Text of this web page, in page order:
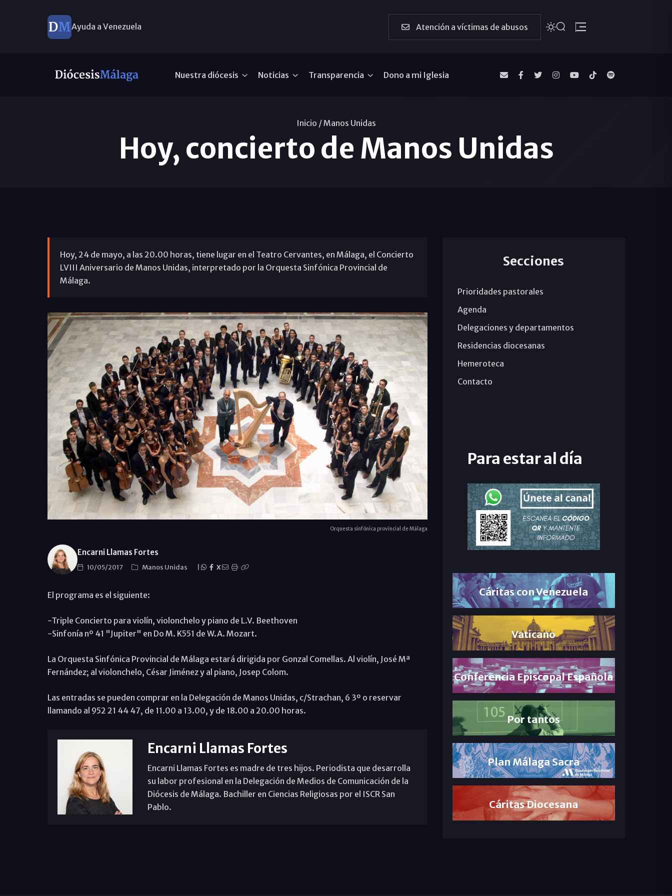
Ayuda a Venezuela Atención a víctimas de abusos
Nuestra diócesis Noticias Transparencia Dono a mi Iglesia
Inicio /Manos Unidas
Hoy, concierto de Manos Unidas
Hoy, 24 de mayo, a las 20.00 horas, tiene lugar en el Teatro Cervantes, en Málaga, el Concierto
LVIII Aniversario de Manos Unidas, interpretado por la Orquesta Sinfónica Provincial de
Málaga.
Orquesta sinfónica provincial de Málaga
Encarni Llamas Fortes
10/05/2017 Manos Unidas X
El programa es el siguiente:
-Triple Concierto para violín, violonchelo y piano de L.V. Beethoven
-Sinfonía nº 41 "Jupiter" en Do M. K551 de W.A. Mozart.
La Orquesta Sinfónica Provincial de Málaga estará dirigida por Gonzal Comellas. Al violín, José Mª
Fernández; al violonchelo, César Jiménez y al piano, Josep Colom.
Las entradas se pueden comprar en la Delegación de Manos Unidas, c/Strachan, 6 3º o reservar
llamando al 952 21 44 47, de 11.00 a 13.00, y de 18.00 a 20.00 horas.
Encarni Llamas Fortes
Encarni Llamas Fortes es madre de tres hijos. Periodista que desarrolla
su labor profesional en la Delegación de Medios de Comunicación de la
Diócesis de Málaga. Bachiller en Ciencias Religiosas por el ISCR San
Pablo.
Secciones
Prioridades pastorales
Agenda
Delegaciones y departamentos
Residencias diocesanas
Hemeroteca
Contacto
Para estar al día
Cáritas con Venezuela
Vaticano
Conferencia Episcopal Española
Por tantos
Plan Málaga Sacra
Cáritas Diocesana